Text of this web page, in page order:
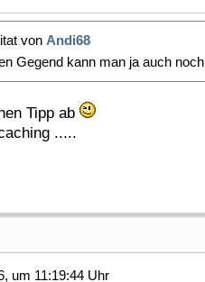
von Andi68
Gegend kann man ja auch
Tipp ab
.....
um 11:19:44 Uhr